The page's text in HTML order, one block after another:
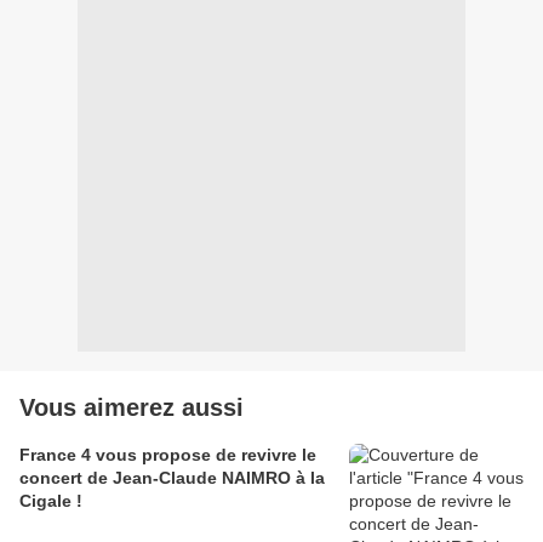
Vous aimerez aussi
France 4 vous propose de revivre le
concert de Jean-Claude NAIMRO à la
Cigale !